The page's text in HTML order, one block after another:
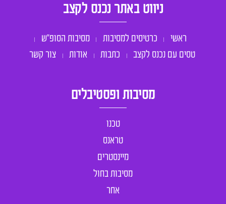
מסיבות ופסטיבלים
טכנו
טראנס
מיינסטרים
מסיבות בחול
אחר
ניווט באתר נכנס לקצב
ראשי כרטיסים למסיבות
מסיבות הסופ״ש
טסים עם נכנס לקצב
כתבות אודות צור קשר